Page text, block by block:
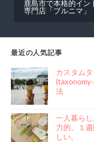
鹿島市で本格的イン
専門店「プルニマ」
最近の人気記事
カスタム
法
一人暮ら
力的。１
しい。